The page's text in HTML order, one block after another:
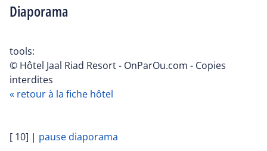
Diaporama
tools:
© Hôtel Jaal Riad Resort - OnParOu.com - Copies
interdites
« retour à la fiche hôtel
[ 10] | pause diaporama